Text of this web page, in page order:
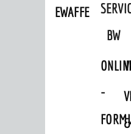
EWAFFE
BW
-
&